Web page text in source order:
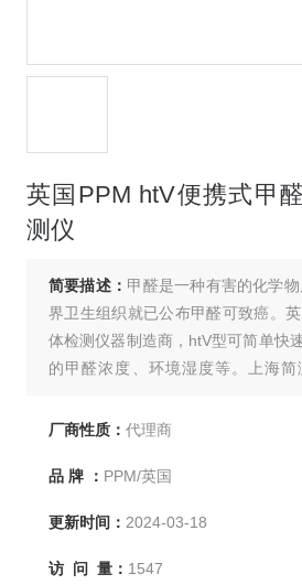
英国PPM htV便携式甲
测仪
简要描述： 甲醛是一种有害的化学物质
界卫生组织就已公布甲醛可致癌。
体检测仪器制造商，htV型可简单快
的甲醛浓度、环境湿度等。上
询。
厂商性质： 代理商
品 牌 ： PPM/英国
更新时间： 2024-03-18
访 问 量： 1547